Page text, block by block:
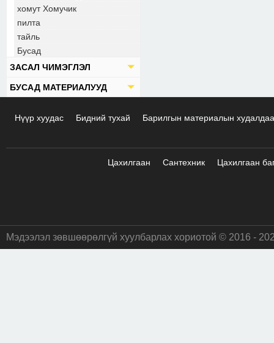
хомут Хомучик
пилта
тайль
Бусад
ЗАСАЛ ЧИМЭГЛЭЛ
БУСАД МАТЕРИАЛУУД
Нүүр хуудас Бидний тухай Барилгын материалын
Цахилгаан Сантехник Цахилгаан
Мэдээлэл зөвшөөрөлгүй хуулбарлах хориотой © 2016 -